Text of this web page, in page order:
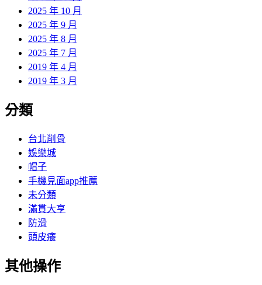
2025 年 10 月
2025 年 9 月
2025 年 8 月
2025 年 7 月
2019 年 4 月
2019 年 3 月
分類
台北削骨
娛樂城
帽子
手機見面app推薦
未分類
滿貫大亨
防滑
頭皮癢
其他操作